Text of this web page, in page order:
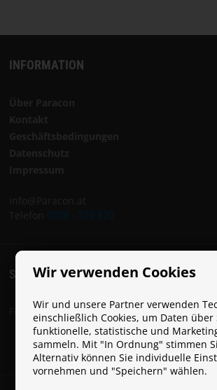
Wir verwenden Cookies
Wir und unsere Partner verwenden
einschließlich Cookies, um Daten über
funktionelle, statistische und
sammeln. Mit "In Ordnung" stimmen
Alternativ können Sie individuelle
vornehmen und "Speichern" wählen.
INFORMATION
0800 - 300 820
SOCIAL
Folge Paracon in den sozialen Netzwerken: